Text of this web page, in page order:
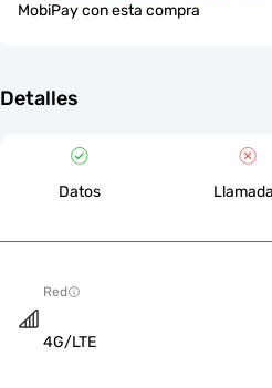
MobiPay con esta compra
Detalles
Datos
Red
4G/LTE